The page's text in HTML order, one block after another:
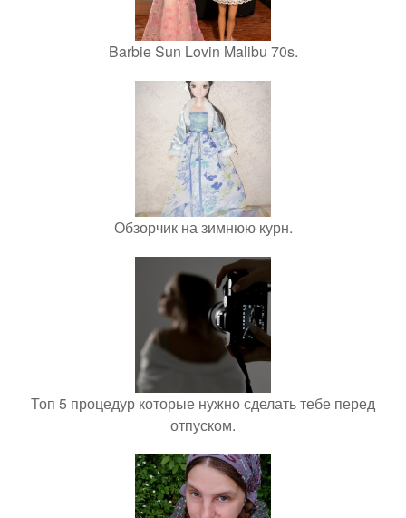
Barbie Sun Lovin Malibu 70s.
Обзорчик на зимнюю курн.
Топ 5 процедур которые нужно сделать тебе перед
отпуском.